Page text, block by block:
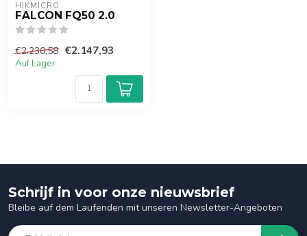
HIKMICRO
FALCON FQ50 2.0
€2.230,58 €2.147,93
Auf Lager
Schrijf in voor onze nieuwsbrief
Bleibe auf dem Laufenden mit unseren Newsletter-Angeboten